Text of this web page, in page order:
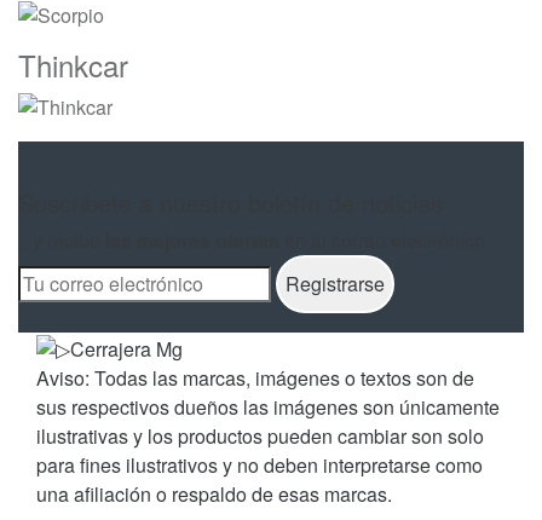
Thinkcar
Aviso: Todas las marcas, imágenes o textos son de
sus respectivos dueños las imágenes son únicamente
ilustrativas y los productos pueden cambiar son solo
para fines ilustrativos y no deben interpretarse como
una afiliación o respaldo de esas marcas.